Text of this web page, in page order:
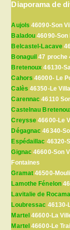
Diaporama de
Aujols 46090-Son
Baladou 46090-Son
Belcastel-Lacave
Bonaguil 47 proche
Bretenoux 46130-
Cahors 46000- Le
Calès 46350-Le
Carennac 46110
Castelnau
Creysse 46600-Le
Dégagnac 46340-
Espédaillac 46320-
Gignac 46600-Son
Fontaines
Gramat 46500-
Lamothe Fénelon
Lavitalie de
Loubressac 46130-
Martel 46600-La
Martel 46600-Le